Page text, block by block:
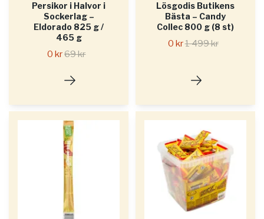
Persikor i Halvor i
Sockerlag –
Eldorado 825 g /
465 g
0 kr69 kr
Lösgodis Butikens
Bästa – Candy
Collec 800 g (8 st)
0 kr1 499 kr